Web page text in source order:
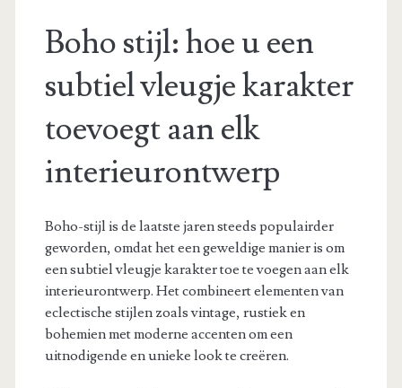
Boho stijl: hoe u een
subtiel vleugje karakter
toevoegt aan elk
interieurontwerp
Boho-stijl is de laatste jaren steeds populairder
geworden, omdat het een geweldige manier is om
een subtiel vleugje karakter toe te voegen aan elk
interieurontwerp. Het combineert elementen van
eclectische stijlen zoals vintage, rustiek en
bohemien met moderne accenten om een
uitnodigende en unieke look te creëren.